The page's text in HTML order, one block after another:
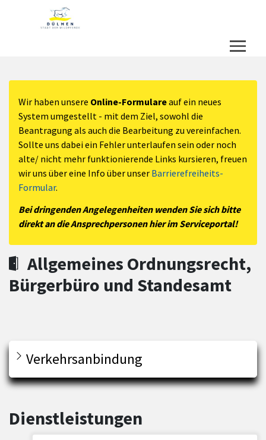
Zum Header
Zum Hauptinhalt
Zum Footer
Zum Hauptinhalt springen
Wir haben unsere Online-Formulareauf ein neues
System umgestellt - mit dem Ziel, sowohl die
Beantragung als auch die Bearbeitung zu vereinfachen.
Sollte uns dabei ein Fehler unterlaufen sein oder noch
alte/ nicht mehr funktionierende Links kursieren, freuen
wir uns über eine Info über unser Barrierefreiheits-
Formular.
Bei dringenden Angelegenheiten wenden Sie sich bitte
direkt an die Ansprechpersonen hier im Serviceportal!
Allgemeines Ordnungsrecht,
Bürgerbüro und Standesamt
Verkehrsanbindung
Dienstleistungen